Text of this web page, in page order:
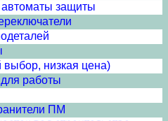
защиты
низкая цена)
работы
ПМ